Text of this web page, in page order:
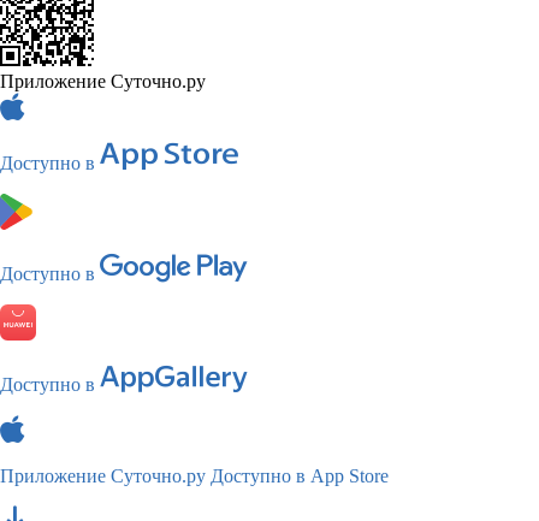
Приложение Суточно.ру
Доступно в
Доступно в
Доступно в
Приложение Суточно.ру Доступно в App Store